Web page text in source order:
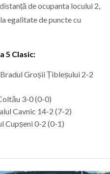
de ocupanta locului 2,
egalitate de puncte cu
5 Clasic:
Groșii Țibleșului 2-2
3-0 (0-0)
Cavnic 14-2 (7-2)
Cupșeni 0-2 (0-1)